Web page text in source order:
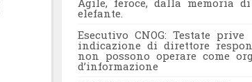
elefante.
Esecutivo CNOG: Testate prive
indicazione di direttore
non possono operare come
d’informazione